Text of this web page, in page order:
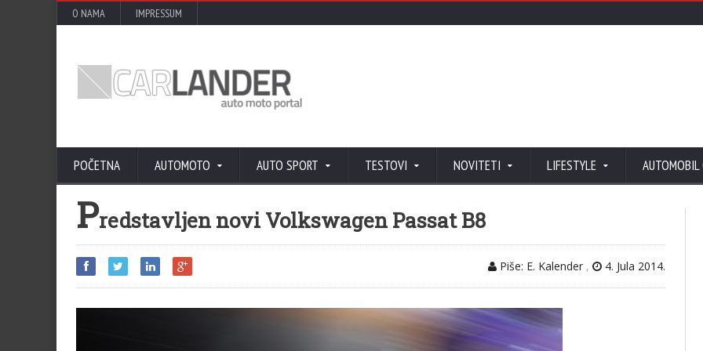
O NAMA IMPRESSUM
POČETNA AUTOMOTO AUTO SPORT TESTOVI NOVITETI LIFESTYLE AUTOMOBIL
Predstavljen novi Volkswagen Passat B8
Piše: E. Kalender , 4. Jula 2014.